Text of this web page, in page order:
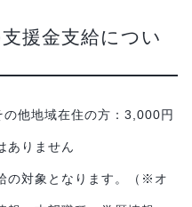
援金支給につい
他地域在住の方：3,000円
ありません
の対象となります。（※オ